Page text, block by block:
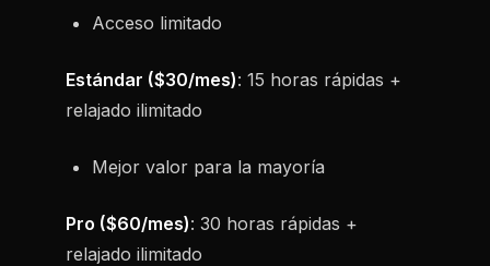
Acceso limitado
Estándar ($30/mes): 15 horas rápidas +
relajado ilimitado
Mejor valor para la mayoría
Pro ($60/mes): 30 horas rápidas +
relajado ilimitado